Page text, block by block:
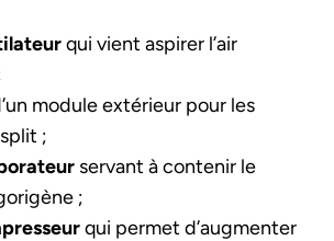
qui vient aspirer l’air
module extérieur pour les
;
servant à contenir le
;
qui permet d’augmenter